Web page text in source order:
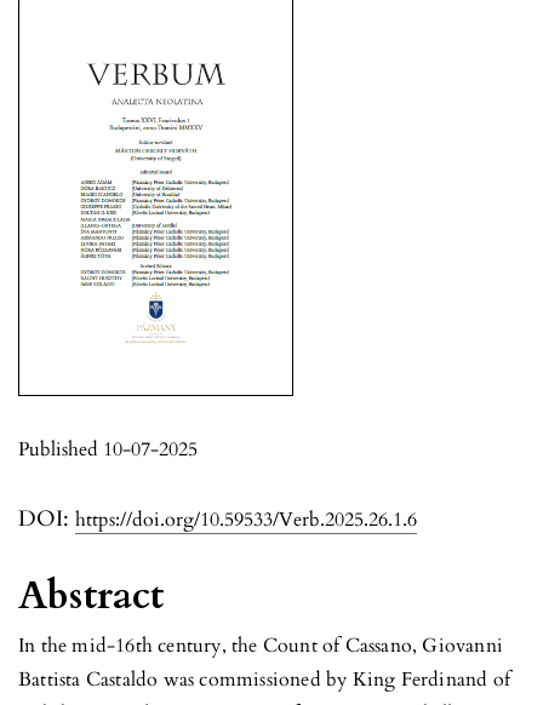
DOI: https://doi.org/10.59533/Verb.2025.26.1.6
Published 10-07-2025
Abstract
In the mid-16th century, the Count of Cassano, Giovanni
Battista Castaldo was commissioned by King Ferdinand of